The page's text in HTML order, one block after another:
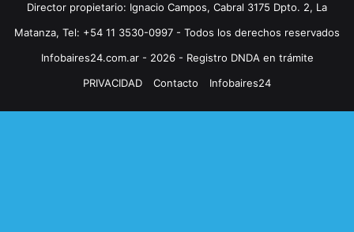
Director propietario: Ignacio Campos, Cabral 3175 Dpto. 2, La
Matanza, Tel: +54 11 3530-0997 - Todos los derechos reservados
Infobaires24.com.ar - 2026 - Registro DNDA en trámite
PRIVACIDAD
Contacto Infobaires24